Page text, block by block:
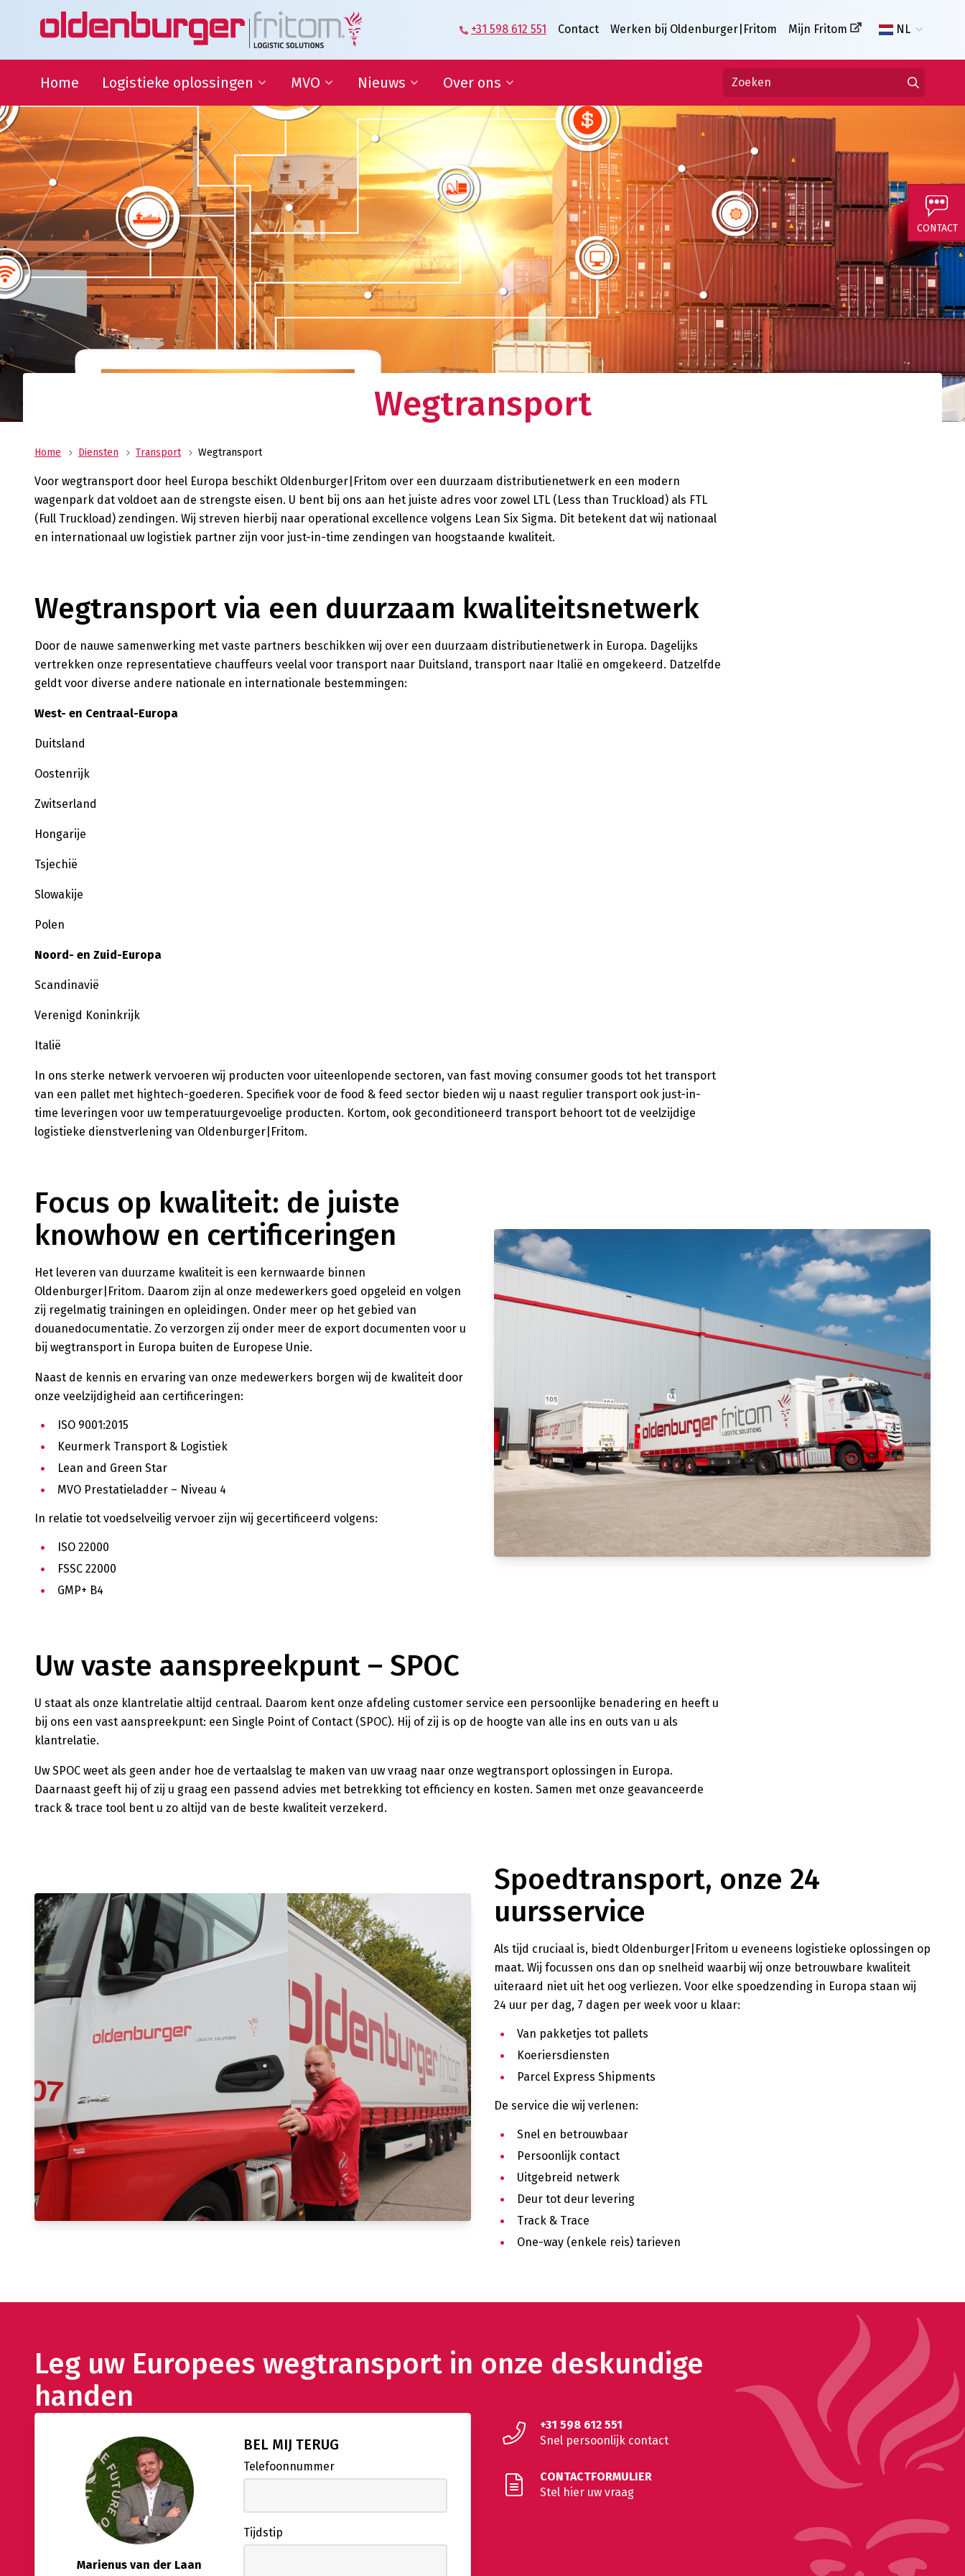
+31 598 612 551 Contact Werken bij Oldenburger|Fritom Mijn Fritom NL
Home Logistieke oplossingen
Transport
Warehousing
Supply Chain Management
Logistieke oplossingen
Uw allround logistiek dienstverlener met een
wereldwijd netwerk? Oldenburger|Fritom biedt u de
MVO
Duurzame
Ontwikkelingsdoelen
QHSE
Samenwerking onderwijs
Sportsponsoring en
partnerships
Goede doelen
Verantwoord ondernemen
Maatschappelijk verantwoord en duurzaam
ondernemen bij Oldenburger|Fritom? Lees alles over
Nieuws
Blog | Shaping the Future of
Logistics
Nieuwsbrief
In de media
Nieuws
Het laatste nieuws over en van Oldenburger|Fritom?
Op onze site leest u alles over de meest actuele
ontwikkelingen en onze innovatieve oplossingen.
Over ons
Directie en Management
Kennisorganisatie
Onze medewerkers
Partners over ons
Onze geschiedenis
Predicaat Hofleverancier
Awards Oldenburger|Fritom
Certificeringen
Over ons
Oldenburger|Fritom is een innovatieve logistieke
CONTACT
Wegtransport
Home Diensten Transport Wegtransport
Voor wegtransport door heel Europa beschikt Oldenburger|Fritom over een duurzaam distributienetwerk en een modern
wagenpark dat voldoet aan de strengste eisen. U bent bij ons aan het juiste adres voor zowel LTL (Less than Truckload) als FTL
(Full Truckload) zendingen. Wij streven hierbij naar operational excellence volgens Lean Six Sigma. Dit betekent dat wij nationaal
en internationaal uw logistiek partner zijn voor just-in-time zendingen van hoogstaande kwaliteit.
Wegtransport via een duurzaam kwaliteitsnetwerk
Door de nauwe samenwerking met vaste partners beschikken wij over een duurzaam distributienetwerk in Europa. Dagelijks
vertrekken onze representatieve chauffeurs veelal voor transport naar Duitsland, transport naar Italië en omgekeerd. Datzelfde
geldt voor diverse andere nationale en internationale bestemmingen:
West- en Centraal-Europa
Duitsland
Oostenrijk
Zwitserland
Hongarije
Tsjechië
Slowakije
Polen
Noord- en Zuid-Europa
Scandinavië
Verenigd Koninkrijk
Italië
In ons sterke netwerk vervoeren wij producten voor uiteenlopende sectoren, van fast moving consumer goods tot het transport
van een pallet met hightech-goederen. Specifiek voor de food & feed sector bieden wij u naast regulier transport ook just-in-
time leveringen voor uw temperatuurgevoelige producten. Kortom, ook geconditioneerd transport behoort tot de veelzijdige
logistieke dienstverlening van Oldenburger|Fritom.
Focus op kwaliteit: de juiste
knowhow en certificeringen
Het leveren van duurzame kwaliteit is een kernwaarde binnen
Oldenburger|Fritom. Daarom zijn al onze medewerkers goed opgeleid en volgen
zij regelmatig trainingen en opleidingen. Onder meer op het gebied van
douanedocumentatie. Zo verzorgen zij onder meer de export documenten voor u
bij wegtransport in Europa buiten de Europese Unie.
Naast de kennis en ervaring van onze medewerkers borgen wij de kwaliteit door
onze veelzijdigheid aan certificeringen:
ISO 9001:2015
Keurmerk Transport & Logistiek
Lean and Green Star
MVO Prestatieladder – Niveau 4
In relatie tot voedselveilig vervoer zijn wij gecertificeerd volgens:
ISO 22000
FSSC 22000
GMP+ B4
Uw vaste aanspreekpunt – SPOC
U staat als onze klantrelatie altijd centraal. Daarom kent onze afdeling customer service een persoonlijke benadering en heeft u
bij ons een vast aanspreekpunt: een Single Point of Contact (SPOC). Hij of zij is op de hoogte van alle ins en outs van u als
klantrelatie.
Uw SPOC weet als geen ander hoe de vertaalslag te maken van uw vraag naar onze wegtransport oplossingen in Europa.
Daarnaast geeft hij of zij u graag een passend advies met betrekking tot efficiency en kosten. Samen met onze geavanceerde
track & trace tool bent u zo altijd van de beste kwaliteit verzekerd.
Spoedtransport, onze 24
uursservice
Als tijd cruciaal is, biedt Oldenburger|Fritom u eveneens logistieke oplossingen op
maat. Wij focussen ons dan op snelheid waarbij wij onze betrouwbare kwaliteit
uiteraard niet uit het oog verliezen. Voor elke spoedzending in Europa staan wij
24 uur per dag, 7 dagen per week voor u klaar:
Van pakketjes tot pallets
Koeriersdiensten
Parcel Express Shipments
De service die wij verlenen:
Snel en betrouwbaar
Persoonlijk contact
Uitgebreid netwerk
Deur tot deur levering
Track & Trace
One-way (enkele reis) tarieven
Leg uw Europees wegtransport in onze deskundige
handen
Marienus van der Laan
BEL MIJ TERUG
Telefoonnummer
Tijdstip
+31 598 612 551
Snel persoonlijk contact
CONTACTFORMULIER
Stel hier uw vraag